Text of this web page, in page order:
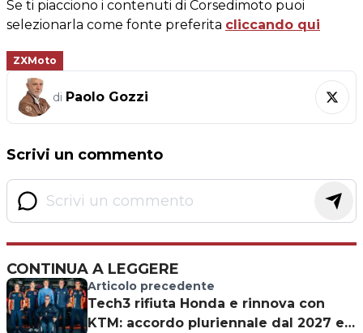
Se ti piacciono i contenuti di Corsedimoto puoi
selezionarla come fonte preferita cliccando qui
ZXMoto
di Paolo Gozzi
Scrivi un commento
CONTINUA A LEGGERE
Articolo precedente
Tech3 rifiuta Honda e rinnova con
KTM: accordo pluriennale dal 2027 e